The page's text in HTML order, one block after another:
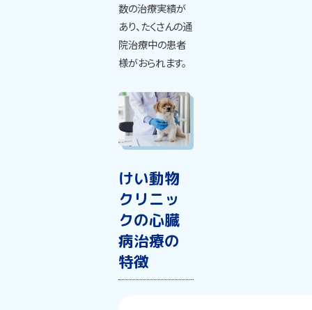
数の治療実績が
あり、たくさんの通
院治療中の患者
様がおられます。
けい動物
クリニッ
クの心臓
病治療の
特徴